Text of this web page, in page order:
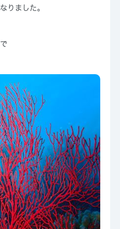
りました。